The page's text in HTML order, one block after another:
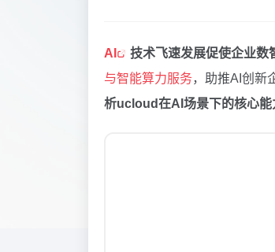
AI 技术飞速发展促使企业数
与智能算力服务，助推AI创新
析ucloud在AI场景下的核心能